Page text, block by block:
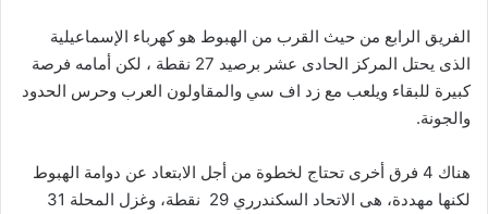
الفريق الرابع من حيث القرب من الهبوط هو كهرباء الإسماعيلية
الذى يحتل المركز الحادى عشر برصيد 27 نقطة ، لكن أمامه فرصة
كبيرة للبقاء ويلعب مع زد اف سي والمقاولون العرب وحرس الحدود
والجونة.
هناك 4 فرق أخرى تحتاج لخطوة من أجل الابتعاد عن دوامة الهبوط
لكنها مهددة، هى الاتحاد السكندرري 29 نقطة، وغزل المحلة 31